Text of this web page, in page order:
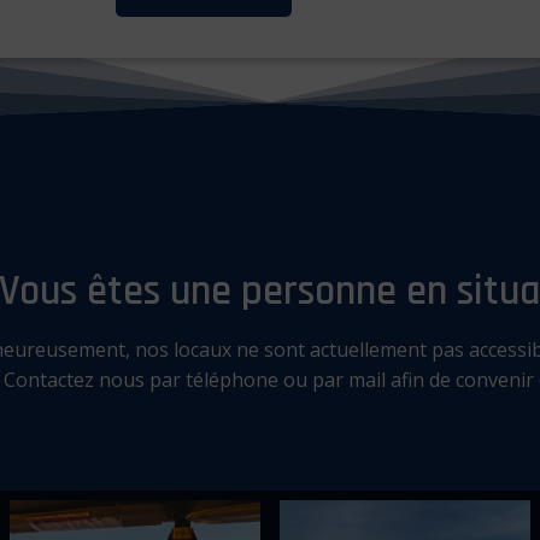
êtes une personne en
nos locaux ne sont actuellement pas
Contactez nous par téléphone ou par mail afin de